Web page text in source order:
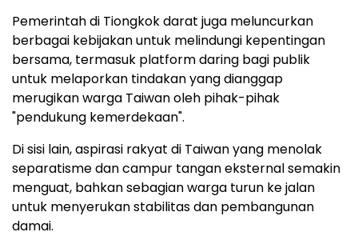
Pemerintah di Tiongkok darat juga meluncurkan
berbagai kebijakan untuk melindungi kepentingan
bersama, termasuk platform daring bagi publik
untuk melaporkan tindakan yang dianggap
merugikan warga Taiwan oleh pihak-pihak
"pendukung kemerdekaan".
Di sisi lain, aspirasi rakyat di Taiwan yang menolak
separatisme dan campur tangan eksternal semakin
menguat, bahkan sebagian warga turun ke jalan
untuk menyerukan stabilitas dan pembangunan
damai.